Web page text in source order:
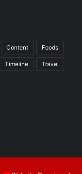
Content Foods
Timeline Travel